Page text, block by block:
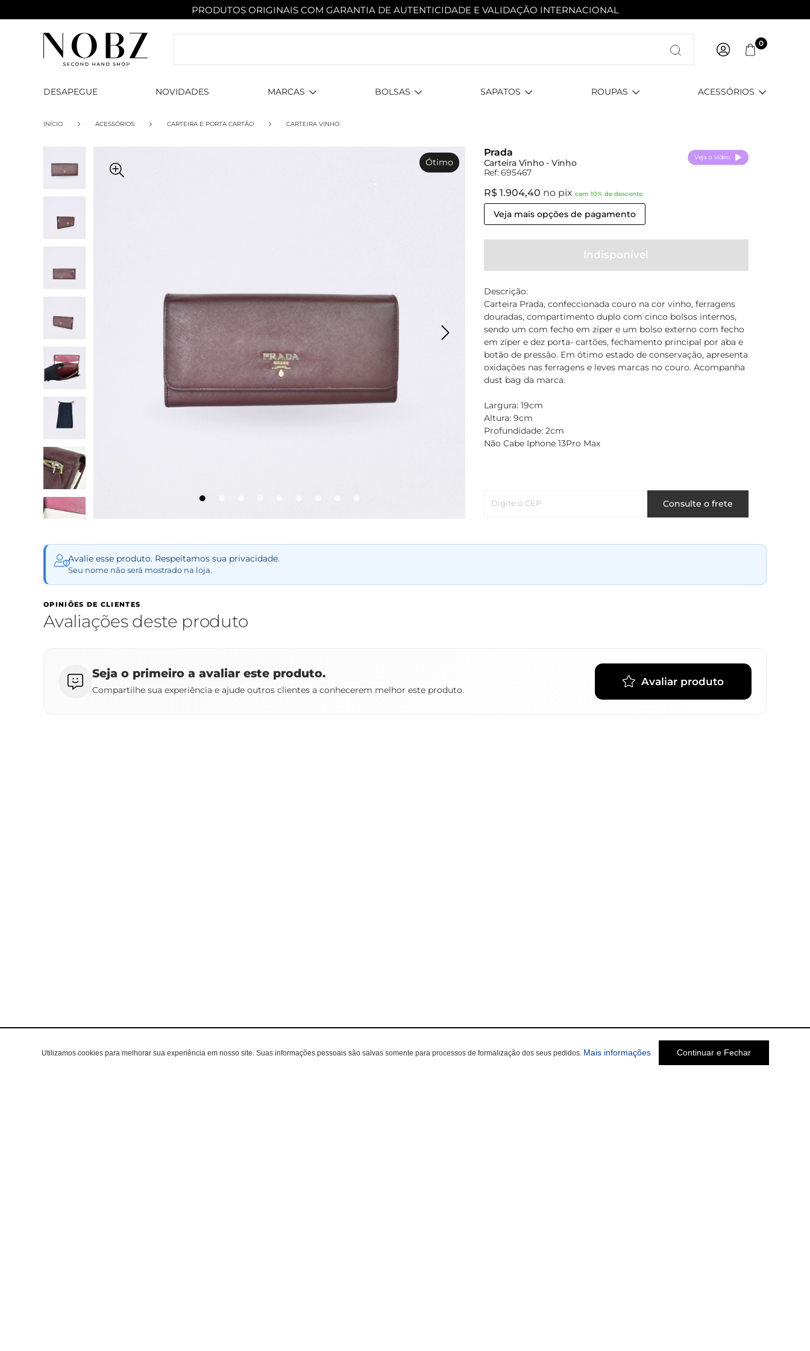
Entre com email ou cpf/cnpj
PRODUTOS ORIGINAIS COM GARANTIA DE AUTENTICIDADE E VALIDAÇÃO INTERNACIONAL
0
DESAPEGUE NOVIDADES MARCAS BOLSAS SAPATOS ROUPAS ACESSÓRIOS
INÍCIO ACESSÓRIOS CARTEIRA E PORTA CARTÃO CARTEIRA VINHO
Ótimo
Prada
Carteira Vinho - Vinho
Ref: 695467
Veja o vídeo
R$ 1.904,40 no pix com 10% de desconto
Veja mais opções de pagamento
Indisponível
Descrição:
Carteira Prada, confeccionada couro na cor vinho, ferragens
douradas, compartimento duplo com cinco bolsos internos,
sendo um com fecho em zíper e um bolso externo com fecho
em zíper e dez porta- cartões, fechamento principal por aba e
botão de pressão. Em ótimo estado de conservação, apresenta
oxidações nas ferragens e leves marcas no couro. Acompanha
dust bag da marca.
Largura: 19cm
Altura: 9cm
Profundidade: 2cm
Não Cabe Iphone 13Pro Max
Digite o CEP Consulte o frete
Avalie esse produto. Respeitamos sua privacidade.
Seu nome não será mostrado na loja.
OPINIÕES DE CLIENTES
Avaliações deste produto
Seja o primeiro a avaliar este produto.
Compartilhe sua experiência e ajude outros clientes a conhecerem melhor este produto.
Avaliar produto
Utilizamos cookies para melhorar sua experiência em nosso site. Suas informações pessoais são salvas somente para processos de formalização dos seus pedidos. Mais informações Continuar e Fechar